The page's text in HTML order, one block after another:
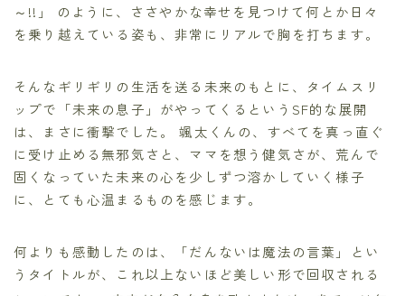
～!!」 のように、ささやかな幸せを見つけて何とか日々
を乗り越えている姿も、非常にリアルで胸を打ちます。
そんなギリギリの生活を送る未来のもとに、タイムスリ
ップで「未来の息子」がやってくるというSF的な展開
は、まさに衝撃でした。 颯太くんの、すべてを真っ直ぐ
に受け止める無邪気さと、ママを想う健気さが、荒んで
固くなっていた未来の心を少しずつ溶かしていく様子
に、とても心温まるものを感じます。
何よりも感動したのは、「だんないは魔法の言葉」とい
うタイトルが、これ以上ないほど美しい形で回収される